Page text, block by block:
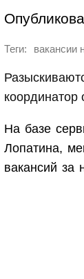
Теги: вакансии
координатор
На базе
Лопатина,
вакансий за